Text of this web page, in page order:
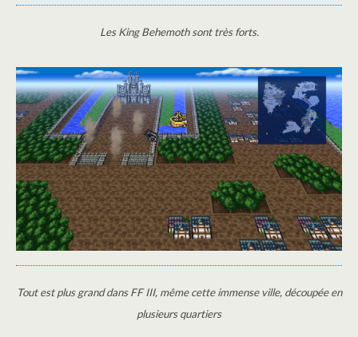
Les King Behemoth sont très forts.
Tout est plus grand dans FF III, même cette immense ville, découpée en
plusieurs quartiers